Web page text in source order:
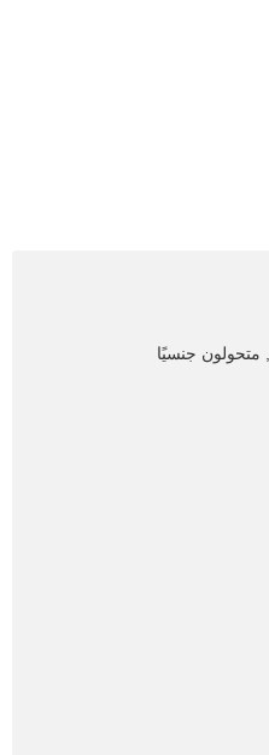
متحولون جنسيًا